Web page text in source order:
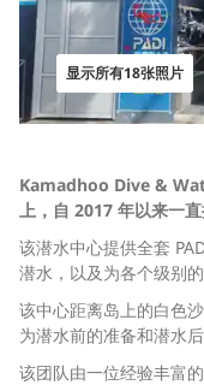
显示所有18张照片
Kamadhoo Dive &
上，自 2017 年以来一直
该潜水中心提供全套
潜水，以及为各个级别
该中心距离岛上的白色
为潜水前的准备和潜水
该团队由一位经验丰富